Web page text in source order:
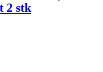
2 stk